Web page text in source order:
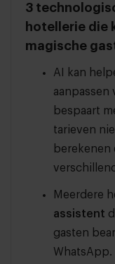
3
hotellerie die
magische
AI kan
aanpassen
bespaart
tarieven
berekenen
Meerdere
assistent
gasten